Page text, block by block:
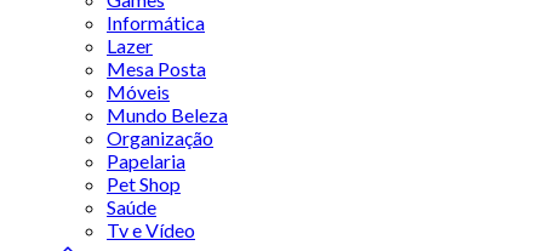
Informática
Lazer
Mesa Posta
Móveis
Mundo Beleza
Organização
Papelaria
Pet Shop
Saúde
Tv e Vídeo